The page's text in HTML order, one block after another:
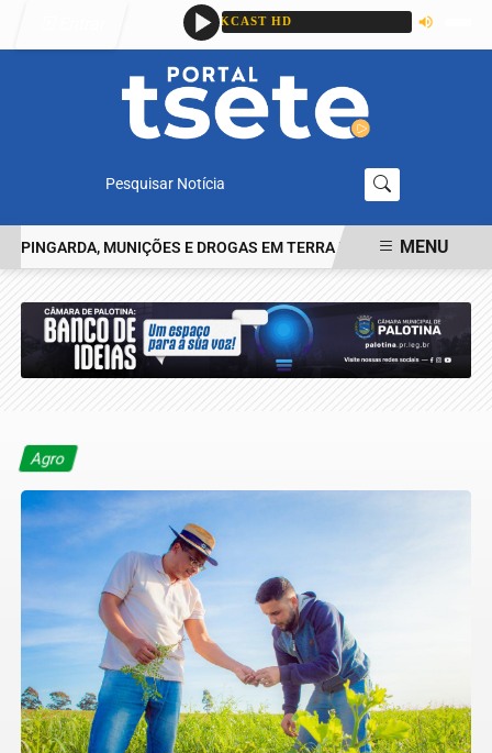
Pesquisar Notícia
MUNIÇÕES E DROGAS EM TERRA ROXA HOMEM
MENU
Agro